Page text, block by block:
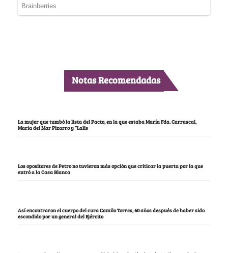
Notas Recomendadas
La mujer que tumbó la lista del Pacto, en la que estaba María Fda. Carrascal,
María del Mar Pizarro y “Lalis
Los opositores de Petro no tuvieron más opción que criticar la puerta por la que
entró a la Casa Blanca
Así encontraron el cuerpo del cura Camilo Torres, 60 años después de haber sido
escondido por un general del Ejército